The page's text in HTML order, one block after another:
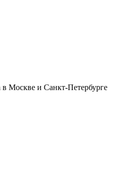
Москве и Санкт-Петербурге